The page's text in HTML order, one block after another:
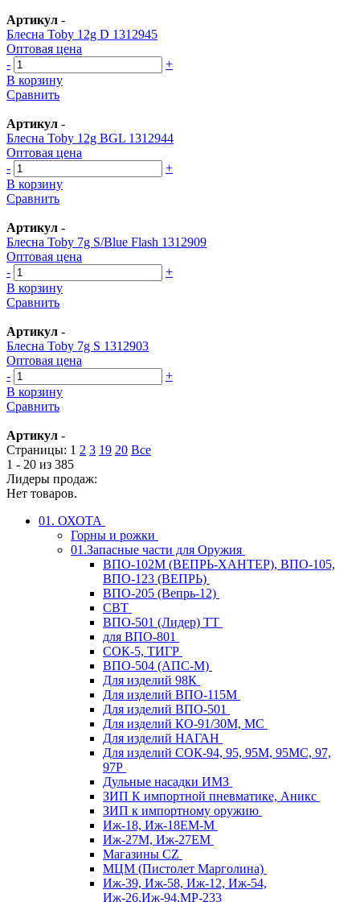
Артикул -
Блесна Toby 12g D 1312945
Оптовая цена
-
+
В корзину
Сравнить
Артикул -
Блесна Toby 12g BGL 1312944
Оптовая цена
-
+
В корзину
Сравнить
Артикул -
Блесна Toby 7g S/Blue Flash 1312909
Оптовая цена
-
+
В корзину
Сравнить
Артикул -
Блесна Toby 7g S 1312903
Оптовая цена
-
+
В корзину
Сравнить
Артикул -
Страницы: 1 2 3 19 20 Все
1 - 20 из 385
Лидеры продаж:
Нет товаров.
01. ОХОТА
Горны и рожки
01.Запасные части для Оружия
ВПО-102М (ВЕПРЬ-ХАНТЕР), ВПО-105,
ВПО-123 (ВЕПРЬ)
ВПО-205 (Вепрь-12)
СВТ
ВПО-501 (Лидер) ТТ
для ВПО-801
СОК-5, ТИГР
ВПО-504 (АПС-М)
Для изделий 98К
Для изделий ВПО-115М
Для изделий ВПО-501
Для изделий КО-91/30М, МС
Для изделий НАГАН
Для изделий СОК-94, 95, 95М, 95МС, 97,
97Р
Дульные насадки ИМЗ
ЗИП К импортной пневматике, Аникс
ЗИП к импортному оружию
Иж-18, Иж-18ЕМ-М
Иж-27М, Иж-27ЕМ
Магазины CZ
МЦМ (Пистолет Марголина)
Иж-39, Иж-58, Иж-12, Иж-54,
Иж-26,Иж-94,МР-233